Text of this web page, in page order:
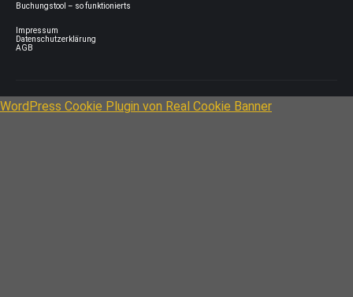
Buchungstool – so funktionierts
Impressum
Datenschutzerklärung
AGB
WordPress Cookie Plugin von Real Cookie Banner